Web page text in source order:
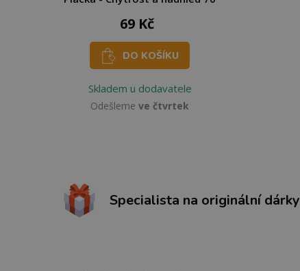
69 Kč
DO KOŠÍKU
Skladem u dodavatele
Odešleme ve čtvrtek
Specialista na originální dárky